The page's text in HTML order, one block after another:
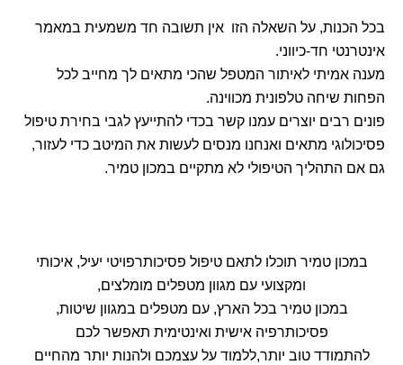
בכל הכנות, על השאלה הזו אין תשובה חד משמעית במאמר
אינטרנטי חד-כיווני.
מענה אמיתי לאיתור המטפל שהכי מתאים לך מחייב לכל
הפחות שיחה טלפונית מכווינה.
פונים רבים יוצרים עמנו קשר בכדי להתייעץ לגבי בחירת טיפול
פסיכולוגי מתאים ואנחנו מנסים לעשות את המיטב כדי לעזור,
גם אם התהליך הטיפולי לא מתקיים במכון טמיר.
במכון טמיר תוכלו לתאם טיפול פסיכותרפויטי יעיל, איכותי
ומקצועי עם מגוון מטפלים מומלצים,
במכון טמיר בכל הארץ, עם מטפלים במגוון שיטות,
פסיכותרפיה אישית ואינטימית תאפשר לכם
להתמודד טוב יותר,ללמוד על עצמכם ולהנות יותר מהחיים